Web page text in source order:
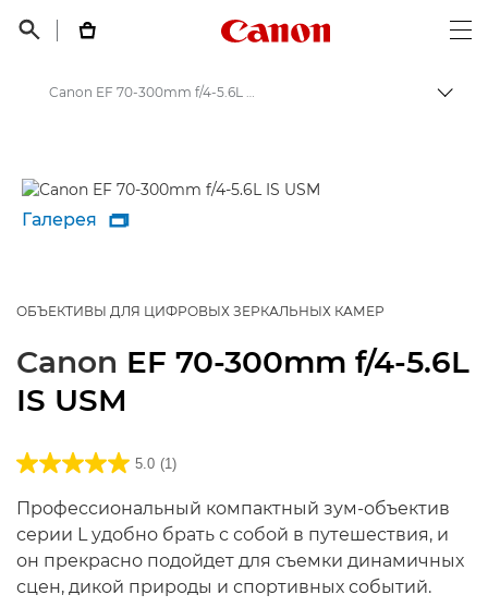
 
Canon Logo, back
Галерея 
ОБЪЕКТИВЫ ДЛЯ ЦИФРОВЫХ ЗЕРКАЛЬНЫХ КАМЕР
Canon EF 70-300mm f/4-5.6L
IS USM
5.0 (1)
Профессиональный компактный зум-объектив
серии L удобно брать с собой в путешествия, и
он прекрасно подойдет для съемки динамичных
сцен, дикой природы и спортивных событий.